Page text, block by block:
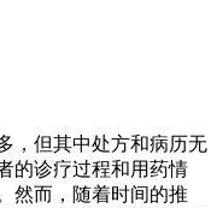
，但其中处方和病历无
的诊疗过程和用药情
然而，随着时间的推